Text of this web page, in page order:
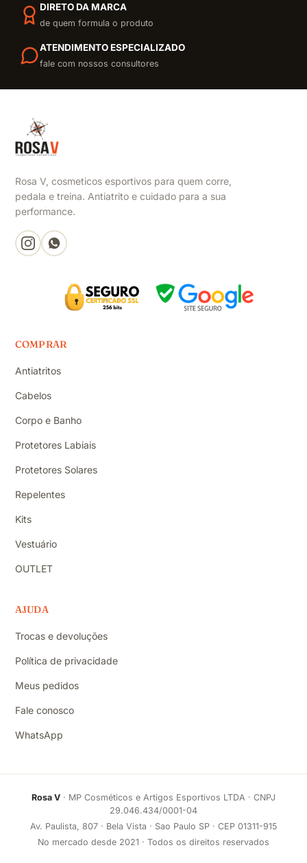
DIRETO DA MARCA
de quem formula o produto
ATENDIMENTO ESPECIALIZADO
fale com nossos consultores
Rosa V, cosmeticos esportivos para quem corre,
pedala e treina. Antiatrito e cuidado para a sua
performance.
COMPRAR
Antiatritos
Cabelos
Corpo e Banho
Protetores Labiais
Protetores Solares
Repelentes
Kits
Vestuário
OUTLET
AJUDA
Trocas e devoluções
Política de privacidade
Meus pedidos
Fale conosco
WhatsApp
Rosa V · MP Cosméticos e Artigos Esportivos LTDA · CNPJ
29.046.434/0001-04
Av. Paulista, 807 · Bela Vista · Sao Paulo SP · CEP 01311-915
No mercado desde 2021 · Todos os direitos reservados